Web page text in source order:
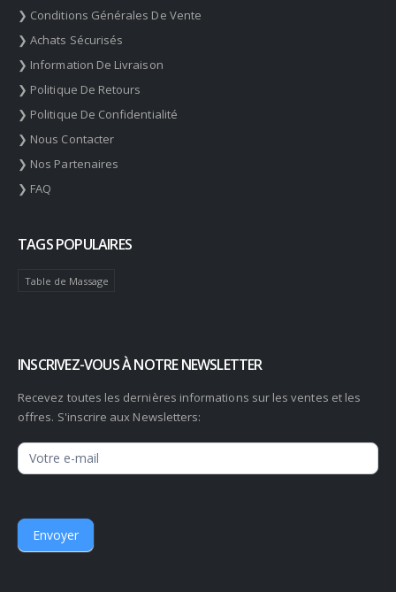
❯ Conditions Générales De Vente
❯ Achats Sécurisés
❯ Information De Livraison
❯ Politique De Retours
❯ Politique De Confidentialité
❯ Nous Contacter
❯ Nos Partenaires
❯ FAQ
TAGS POPULAIRES
Table de Massage
INSCRIVEZ-VOUS À NOTRE NEWSLETTER
Recevez toutes les dernières informations sur les ventes et les
offres. S'inscrire aux Newsletters:
Newsletter
Envoyer